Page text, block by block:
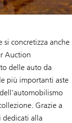
si concretizza anche
Auction
delle auto da
più importanti aste
Grazie a
dedicati alla